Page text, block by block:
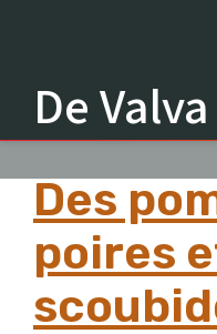
De
Des
poires